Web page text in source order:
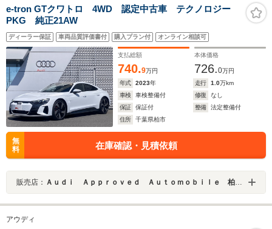
e-tron GTクワトロ 4WD 認定中古車 テクノロジー
PKG 純正21AW
ディーラー保証 車両品質評価書付 購入プラン付 オンライン相談可
支払総額
740.9万円
本体価格
726.0万円
年式
2023年 走行 1.0万km
車検
車検整備付 修復
なし
保証
保証付 整備
法定整備付
住所
千葉県柏市
無
料
在庫確認・見積依頼
販売店： Ａｕｄｉ Ａｐｐｒｏｖｅｄ Ａｕｔｏｍｏｂｉｌｅ 柏の葉
アウディ